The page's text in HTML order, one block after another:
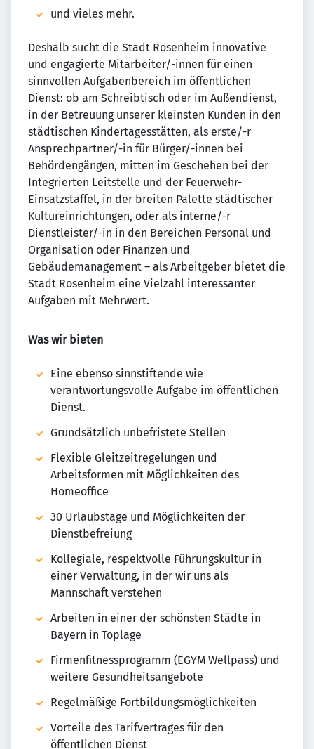
und vieles mehr.
Deshalb sucht die Stadt Rosenheim innovative
und engagierte Mitarbeiter/-innen für einen
sinnvollen Aufgabenbereich im öffentlichen
Dienst: ob am Schreibtisch oder im Außendienst,
in der Betreuung unserer kleinsten Kunden in den
städtischen Kindertagesstätten, als erste/-r
Ansprechpartner/-in für Bürger/-innen bei
Behördengängen, mitten im Geschehen bei der
Integrierten Leitstelle und der Feuerwehr-
Einsatzstaffel, in der breiten Palette städtischer
Kultureinrichtungen, oder als interne/-r
Dienstleister/-in in den Bereichen Personal und
Organisation oder Finanzen und
Gebäudemanagement – als Arbeitgeber bietet die
Stadt Rosenheim eine Vielzahl interessanter
Aufgaben mit Mehrwert.
Was wir bieten
Eine ebenso sinnstiftende wie
verantwortungsvolle Aufgabe im öffentlichen
Dienst.
Grundsätzlich unbefristete Stellen
Flexible Gleitzeitregelungen und
Arbeitsformen mit Möglichkeiten des
Homeoffice
30 Urlaubstage und Möglichkeiten der
Dienstbefreiung
Kollegiale, respektvolle Führungskultur in
einer Verwaltung, in der wir uns als
Mannschaft verstehen
Arbeiten in einer der schönsten Städte in
Bayern in Toplage
Firmenfitnessprogramm (EGYM Wellpass) und
weitere Gesundheitsangebote
Regelmäßige Fortbildungsmöglichkeiten
Vorteile des Tarifvertrages für den
öffentlichen Dienst